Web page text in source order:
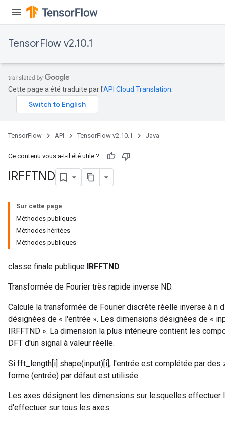
TensorFlow v2.10.1
Cette page a été traduite par l'API Cloud Translation
TensorFlow API TensorFlow v2.10.1 Java
Ce contenu vous a-t-il été utile ?
IRFFTND
Sur cette page
Méthodes publiques
Méthodes héritées
Méthodes publiques
classe finale publique IRFFTND
Transformée de Fourier très rapide inverse ND.
Calcule la transformée de Fourier discrète réelle inverse à n
désignées de « l'entrée ». Les dimensions désignées de «
IRFFTND ». La dimension la plus intérieure contient les
DFT d'un signal à valeur réelle.
Si fft_length[i] shape(input)[i], l'entrée est complétée par
forme (entrée) par défaut est utilisée.
Les axes désignent les dimensions sur lesquelles effectuer
d'effectuer sur tous les axes.